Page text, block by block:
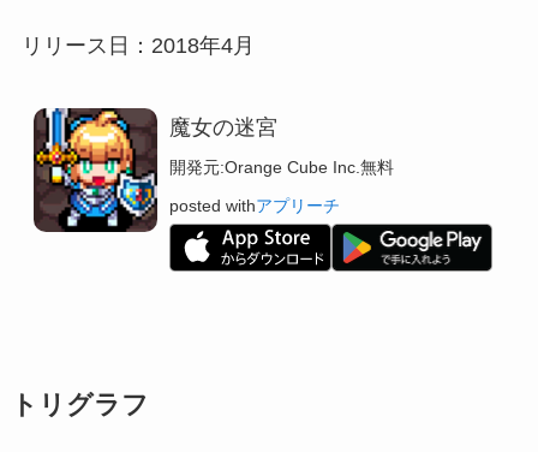
リリース日：2018年4月
魔女の迷宮
開発元:Orange Cube Inc. 無料
posted withアプリーチ
トリグラフ